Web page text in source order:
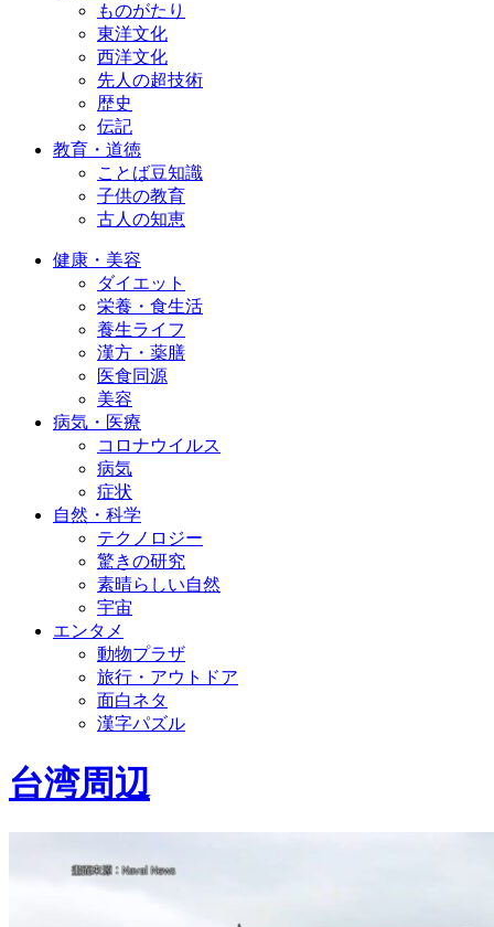
ものがたり
東洋文化
西洋文化
先人の超技術
歴史
伝記
教育・道徳
ことば豆知識
子供の教育
古人の知恵
健康・美容
ダイエット
栄養・食生活
養生ライフ
漢方・薬膳
医食同源
美容
病気・医療
コロナウイルス
病気
症状
自然・科学
テクノロジー
驚きの研究
素晴らしい自然
宇宙
エンタメ
動物プラザ
旅行・アウトドア
面白ネタ
漢字パズル
台湾周辺